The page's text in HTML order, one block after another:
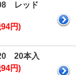
レッド
円)
20本入
円)